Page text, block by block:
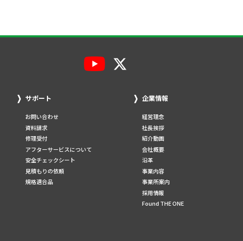
サポート
お問い合わせ
資料請求
修理受付
アフターサービスについて
安全チェックシート
見積もりの依頼
規格適合品
企業情報
経営理念
社長挨拶
紹介動画
会社概要
沿革
事業内容
事業所案内
採用情報
Found THE ONE